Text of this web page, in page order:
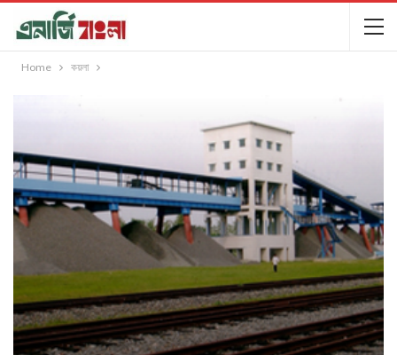
Home কয়লা